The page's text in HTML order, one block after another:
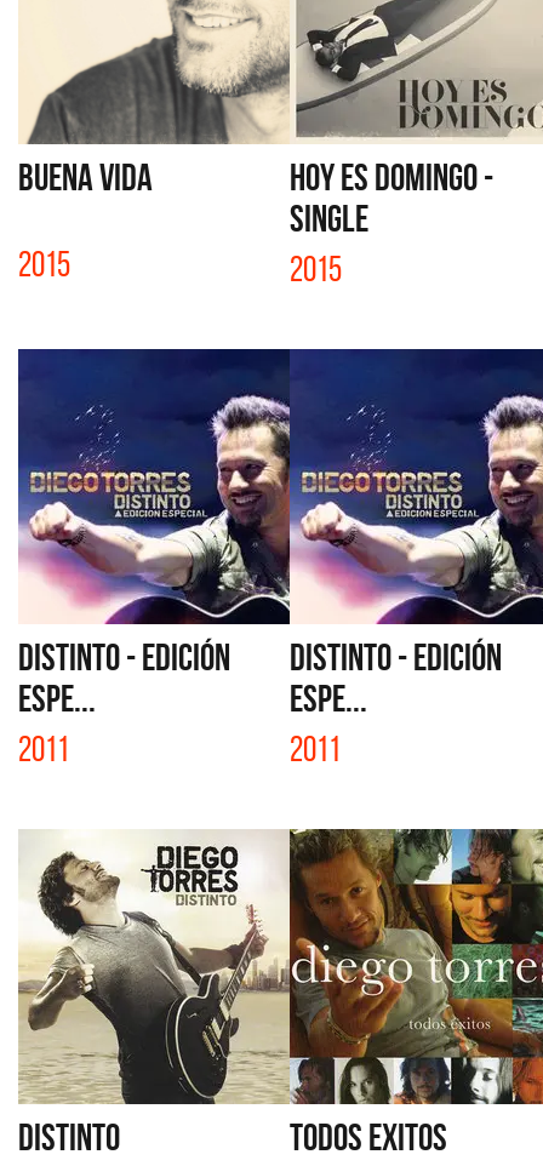
BUENA VIDA
2015
HOY ES DOMINGO -
SINGLE
2015
DISTINTO - EDICIÓN
ESPE...
2011
DISTINTO - EDICIÓN
ESPE...
2011
DISTINTO TODOS EXITOS